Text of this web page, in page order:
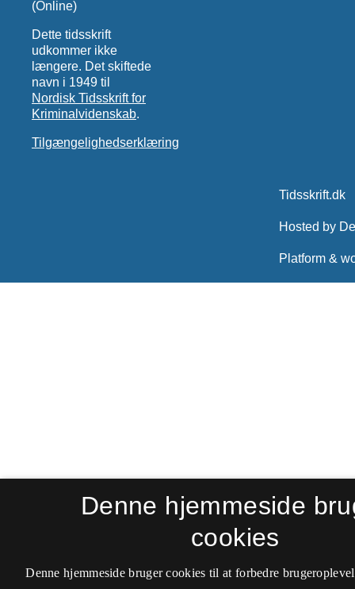
(Online)
Dette tidsskrift
udkommer ikke
længere. Det skiftede
navn i 1949 til
Nordisk Tidsskrift for
Kriminalvidenskab.
Tilgængelighedserklæring
Denne hjemmeside
cookies
Denne hjemmeside bruger cookies til at forbedre